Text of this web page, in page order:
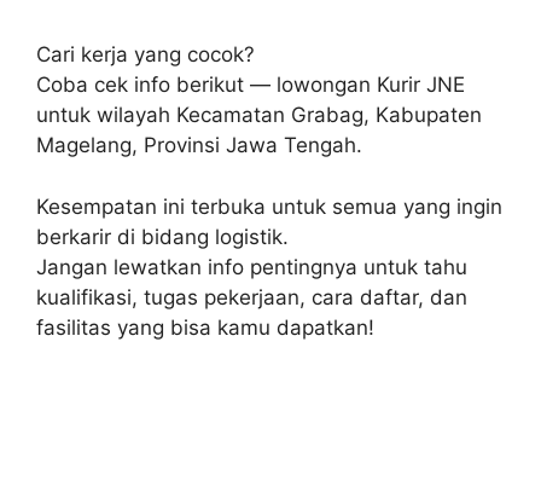
Cari kerja yang cocok?
Coba cek info berikut — lowongan Kurir JNE
untuk wilayah Kecamatan Grabag, Kabupaten
Magelang, Provinsi Jawa Tengah.
Kesempatan ini terbuka untuk semua yang ingin
berkarir di bidang logistik.
Jangan lewatkan info pentingnya untuk tahu
kualifikasi, tugas pekerjaan, cara daftar, dan
fasilitas yang bisa kamu dapatkan!